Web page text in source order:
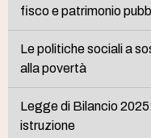
fisco e patrimonio
Le politiche sociali a
alla povertà
Legge di Bilancio
istruzione